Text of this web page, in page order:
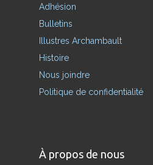
Adhésion
Bulletins
Illustres Archambault
Histoire
Nous joindre
Politique de confidentialité
À propos de nous